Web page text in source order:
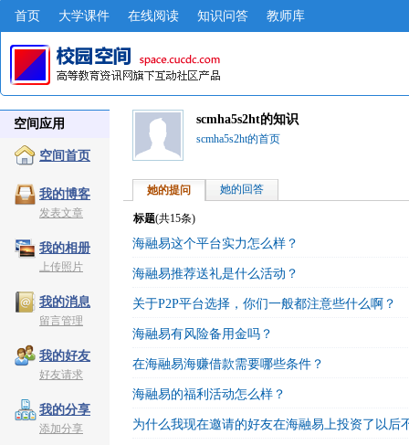
首页 大学课件 在线阅读 知识问答 教师库
空间应用
空间首页
我的博客
发表文章
我的相册
上传照片
我的消息
留言管理
我的好友
好友请求
我的分享
添加分享
scmha5s2ht的知识
scmha5s2ht的首页
她的提问 她的回答
标题(共15条)
海融易这个平台实力怎么样？
海融易推荐送礼是什么活动？
关于P2P平台选择，你们一般都注意些什么啊？
海融易有风险备用金吗？
在海融易海赚借款需要哪些条件？
海融易的福利活动怎么样？
为什么我现在邀请的好友在海融易上投资了以后